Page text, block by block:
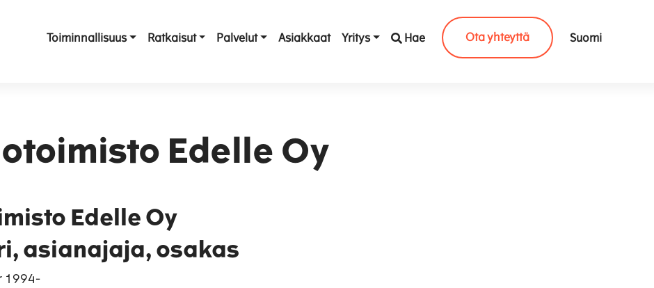
Toiminnallisuus Ratkaisut Palvelut Asiakkaat Yritys Hae Ota yhteyttä Suomi
Edelle Oy
Edelle Oy
asianajaja, osakas
1994-